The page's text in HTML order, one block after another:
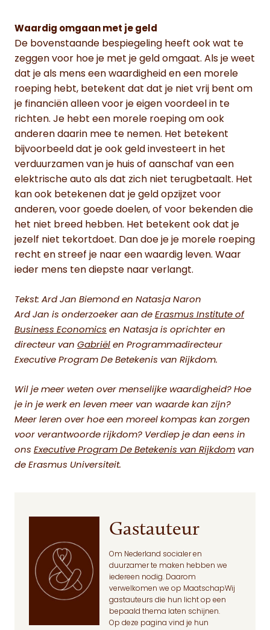
Waardig omgaan met je geld
De bovenstaande bespiegeling heeft ook wat te
zeggen voor hoe je met je geld omgaat. Als je weet
dat je als mens een waardigheid en een morele
roeping hebt, betekent dat dat je niet vrij bent om
je financiën alleen voor je eigen voordeel in te
richten. Je hebt een morele roeping om ook
anderen daarin mee te nemen. Het betekent
bijvoorbeeld dat je ook geld investeert in het
verduurzamen van je huis of aanschaf van een
elektrische auto als dat zich niet terugbetaalt. Het
kan ook betekenen dat je geld opzijzet voor
anderen, voor goede doelen, of voor bekenden die
het niet breed hebben. Het betekent ook dat je
jezelf niet tekortdoet. Dan doe je je morele roeping
recht en streef je naar een waardig leven. Waar
ieder mens ten diepste naar verlangt.
Tekst: Ard Jan Biemond en Natasja Naron
Ard Jan is onderzoeker aan de Erasmus Institute of
Business Economics en Natasja is oprichter en
directeur van Gabriël en Programmadirecteur
Executive Program De Betekenis van Rijkdom.
Wil je meer weten over menselijke waardigheid? Hoe
je in je werk en leven meer van waarde kan zijn?
Meer leren over hoe een moreel kompas kan zorgen
voor verantwoorde rijkdom? Verdiep je dan eens in
ons Executive Program De Betekenis van Rijkdom van
de Erasmus Universiteit.
Gastauteur
Om Nederland socialer en
duurzamer te maken hebben we
iedereen nodig. Daarom
verwelkomen we op MaatschapWij
gastauteurs die hun licht op een
bepaald thema laten schijnen.
Op deze pagina vind je hun